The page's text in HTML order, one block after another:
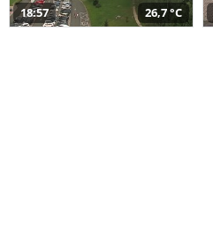
18:57 26,7 °C